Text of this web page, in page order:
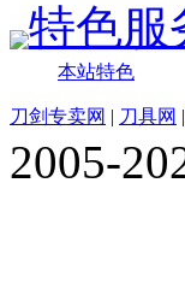
特色服
本站特色
刀剑专卖网 | 刀具网 |
2005-